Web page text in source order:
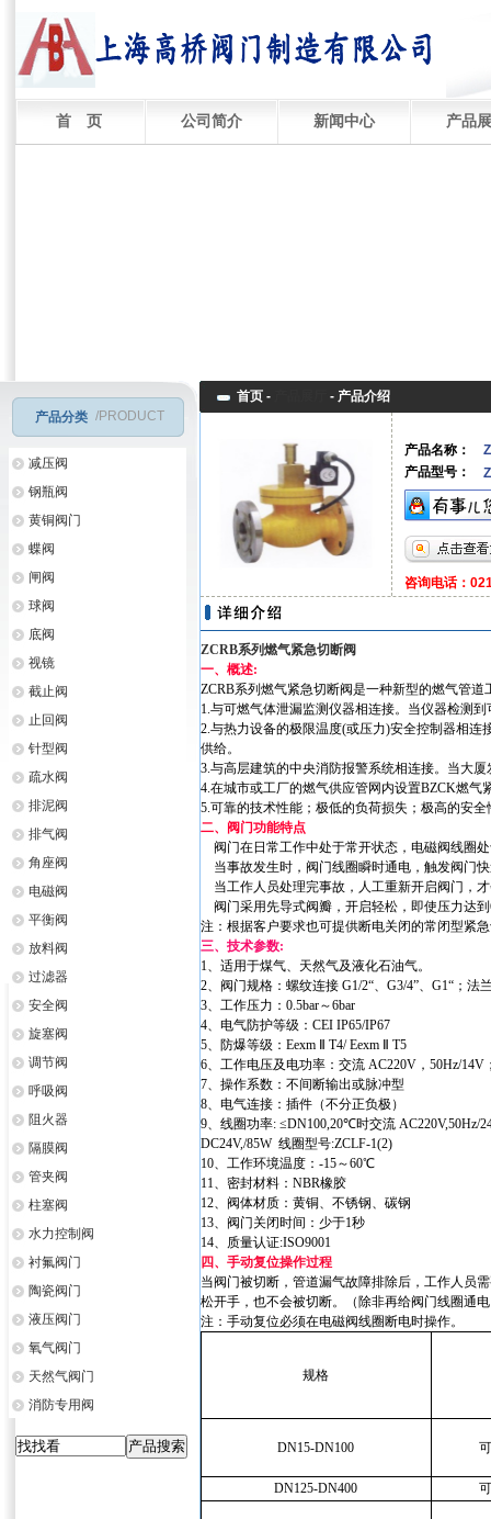
首 页 公司简介 新闻中心 产品
产品分类 /PRODUCT
减压阀
钢瓶阀
黄铜阀门
蝶阀
闸阀
球阀
底阀
视镜
截止阀
止回阀
针型阀
疏水阀
排泥阀
排气阀
角座阀
电磁阀
平衡阀
放料阀
过滤器
安全阀
旋塞阀
调节阀
呼吸阀
阻火器
隔膜阀
管夹阀
柱塞阀
水力控制阀
衬氟阀门
陶瓷阀门
液压阀门
氧气阀门
天然气阀门
消防专用阀
首页 - - 产品介绍
产品名称：
产品型号：
咨询电话：
ZCRB系列燃气紧急切断阀
一、概述:
ZCRB系列燃气紧急切断阀是一种新型的燃气管
1.与可燃气体泄漏监测仪器相连接。当仪器检测
2.与热力设备的极限温度(或压力)安全控制器相
供给。
3.与高层建筑的中央消防报警系统相连接。当大
4.在城市或工厂的燃气供应管网内设置BZCK燃气
5.可靠的技术性能；极低的负荷损失；极高的安
二、阀门功能特点
阀门在日常工作中处于常开状态，电磁阀线圈
当事故发生时，阀门线圈瞬时通电，触发阀门
当工作人员处理完事故，人工重新开启阀门，
阀门采用先导式阀瓣，开启轻松，即使压力达
注：根据客户要求也可提供断电关闭的常闭型紧
三、技术参数:
1、适用于煤气、天然气及液化石油气。
2、阀门规格：螺纹连接 G1/2“、G3/4”、G1“；法
3、工作压力：0.5bar～6bar
4、电气防护等级：CEI IP65/IP67
5、防爆等级：Eexm Ⅱ T4/ Eexm Ⅱ T5
6、工作电压及电功率：交流 AC220V，50Hz/14V
7、操作系数：不间断输出或脉冲型
8、电气连接：插件（不分正负极）
9、线圈功率: ≤DN100,20℃时交流 AC220V,50Hz/
DC24V,/85W 线圈型号:ZCLF-1(2)
10、工作环境温度：-15～60℃
11、密封材料：NBR橡胶
12、阀体材质：黄铜、不锈钢、碳钢
13、阀门关闭时间：少于1秒
14、质量认证:ISO9001
四、手动复位操作过程
当阀门被切断，管道漏气故障排除后，工作人员
松开手，也不会被切断。（除非再给阀门线圈通
注：手动复位必须在电磁阀线圈断电时操作。
规格
DN15-DN100
DN125-DN400